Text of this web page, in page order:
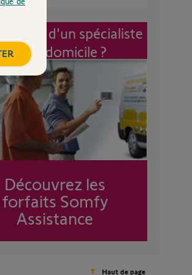
d'un spécialiste
à mon domicile ?
Découvrez les
forfaits Somfy
Assistance
Haut de page